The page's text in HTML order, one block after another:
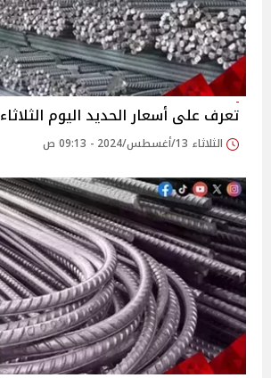
تعرف على أسعار الحديد اليوم الثلاثاء
الثلاثاء 13/أغسطس/2024 - 09:13 ص